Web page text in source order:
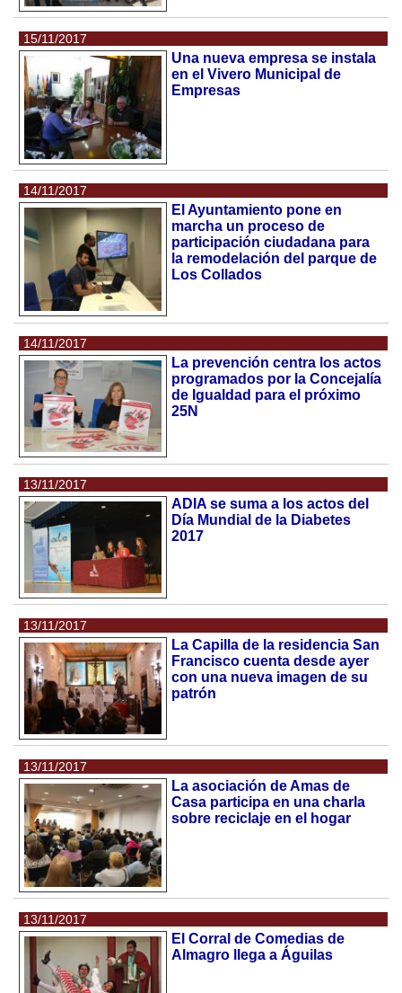
15/11/2017
Una nueva empresa se instala
en el Vivero Municipal de
Empresas
14/11/2017
El Ayuntamiento pone en
marcha un proceso de
participación ciudadana para
la remodelación del parque de
Los Collados
14/11/2017
La prevención centra los actos
programados por la Concejalía
de Igualdad para el próximo
25N
13/11/2017
ADIA se suma a los actos del
Día Mundial de la Diabetes
2017
13/11/2017
La Capilla de la residencia San
Francisco cuenta desde ayer
con una nueva imagen de su
patrón
13/11/2017
La asociación de Amas de
Casa participa en una charla
sobre reciclaje en el hogar
13/11/2017
El Corral de Comedias de
Almagro llega a Águilas